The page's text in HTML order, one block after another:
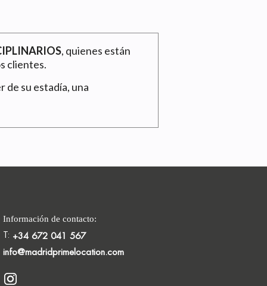
, quienes están
clientes.
de su estadía, una
Información de contacto:
T: +34 672 041 567
info@madridprimelocation.com